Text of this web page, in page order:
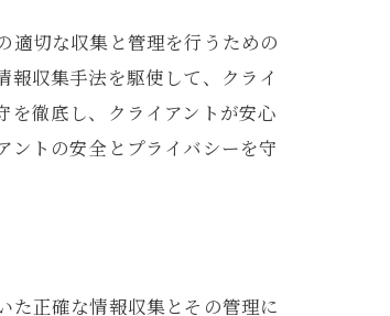
適切な収集と管理を行うための
収集手法を駆使して、クライ
を徹底し、クライアントが安心
ントの安全とプライバシーを守
た正確な情報収集とその管理に